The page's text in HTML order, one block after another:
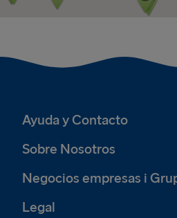
Ayuda y Contacto
Sobre Nosotros
Negocios empresas i
Legal